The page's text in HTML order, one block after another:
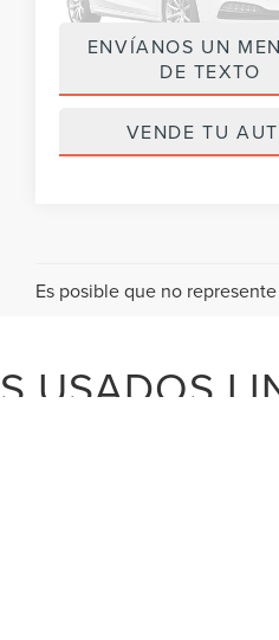
Por favor, revise
80,801 mi
ENVÍANOS UN
DE TEXTO
VENDE TU
Es posible que no
USADOS